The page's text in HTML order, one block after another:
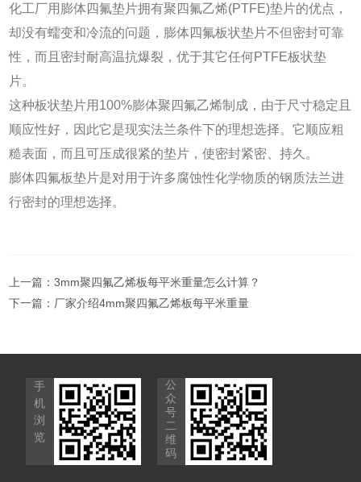
化工厂用膨体四氟垫片拥有聚四氟乙烯(PTFE)垫片的优点，
却没有蠕变和冷流的问题，膨体四氟板状垫片不但密封可靠
性，而且密封耐高温抗爆裂，优于其它任何PTFE板状垫
片。
这种板状垫片用100%膨体聚四氟乙烯制成，由于尺寸稳定且
顺应性好，因此它是现实法兰条件下的理想选择。它顺应粗
糙表面，而且可压成很紧的垫片，使密封紧密、持久。
膨体四氟板垫片是对用于许多腐蚀性化学物质的钢质法兰进
行密封的理想选择。
上一篇：3mm聚四氟乙烯板每平米重量怎么计算？
下一篇： 厂家介绍4mm聚四氟乙烯板每平米重量
手
机
浏
览
公
众
号
二
维
码